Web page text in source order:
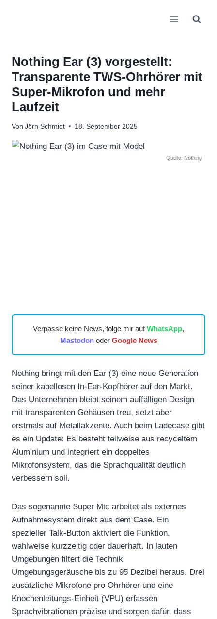
Nothing Ear (3) vorgestellt:
Transparente TWS-Ohrhörer mit
Super-Mikrofon und mehr
Laufzeit
Von Jörn Schmidt 18. September 2025
Quelle: Nothing
Verpasse keine News, folge mir aufWhatsApp,
Mastodonoder Google News
Nothing bringt mit den Ear (3) eine neue Generation
seiner kabellosen In-Ear-Kopfhörer auf den Markt.
Das Unternehmen bleibt seinem auffälligen Design
mit transparenten Gehäusen treu, setzt aber
erstmals auf Metallakzente. Auch beim Ladecase gibt
es ein Update: Es besteht teilweise aus recyceltem
Aluminium und integriert ein doppeltes
Mikrofonsystem, das die Sprachqualität deutlich
verbessern soll.
Das sogenannte Super Mic arbeitet als externes
Aufnahmesystem direkt aus dem Case. Ein
spezieller Talk-Button aktiviert die Funktion,
wahlweise kurzzeitig oder dauerhaft. In lauten
Umgebungen filtert die Technik
Umgebungsgeräusche bis zu 95 Dezibel heraus. Drei
zusätzliche Mikrofone pro Ohrhörer und eine
Knochenleitungs-Einheit (VPU) erfassen
Sprachvibrationen präzise und sorgen dafür, dass